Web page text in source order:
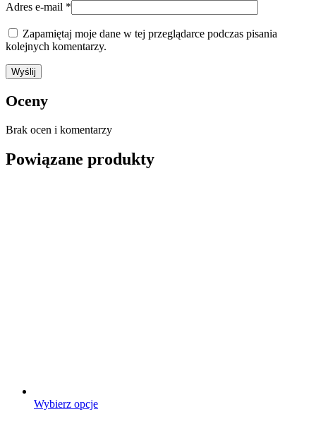
Adres e-mail *
Zapamiętaj moje dane w tej przeglądarce podczas pisania
kolejnych komentarzy.
Oceny
Brak ocen i komentarzy
Powiązane produkty
Wybierz opcjeTen